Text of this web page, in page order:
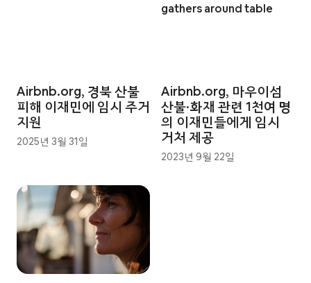
Airbnb.org, 경북 산불
피해 이재민에 임시 주거
지원
2025년 3월 31일
Airbnb.org, 마우이섬
산불·화재 관련 1천여 명
의 이재민들에게 임시
거처 제공
2023년 9월 22일